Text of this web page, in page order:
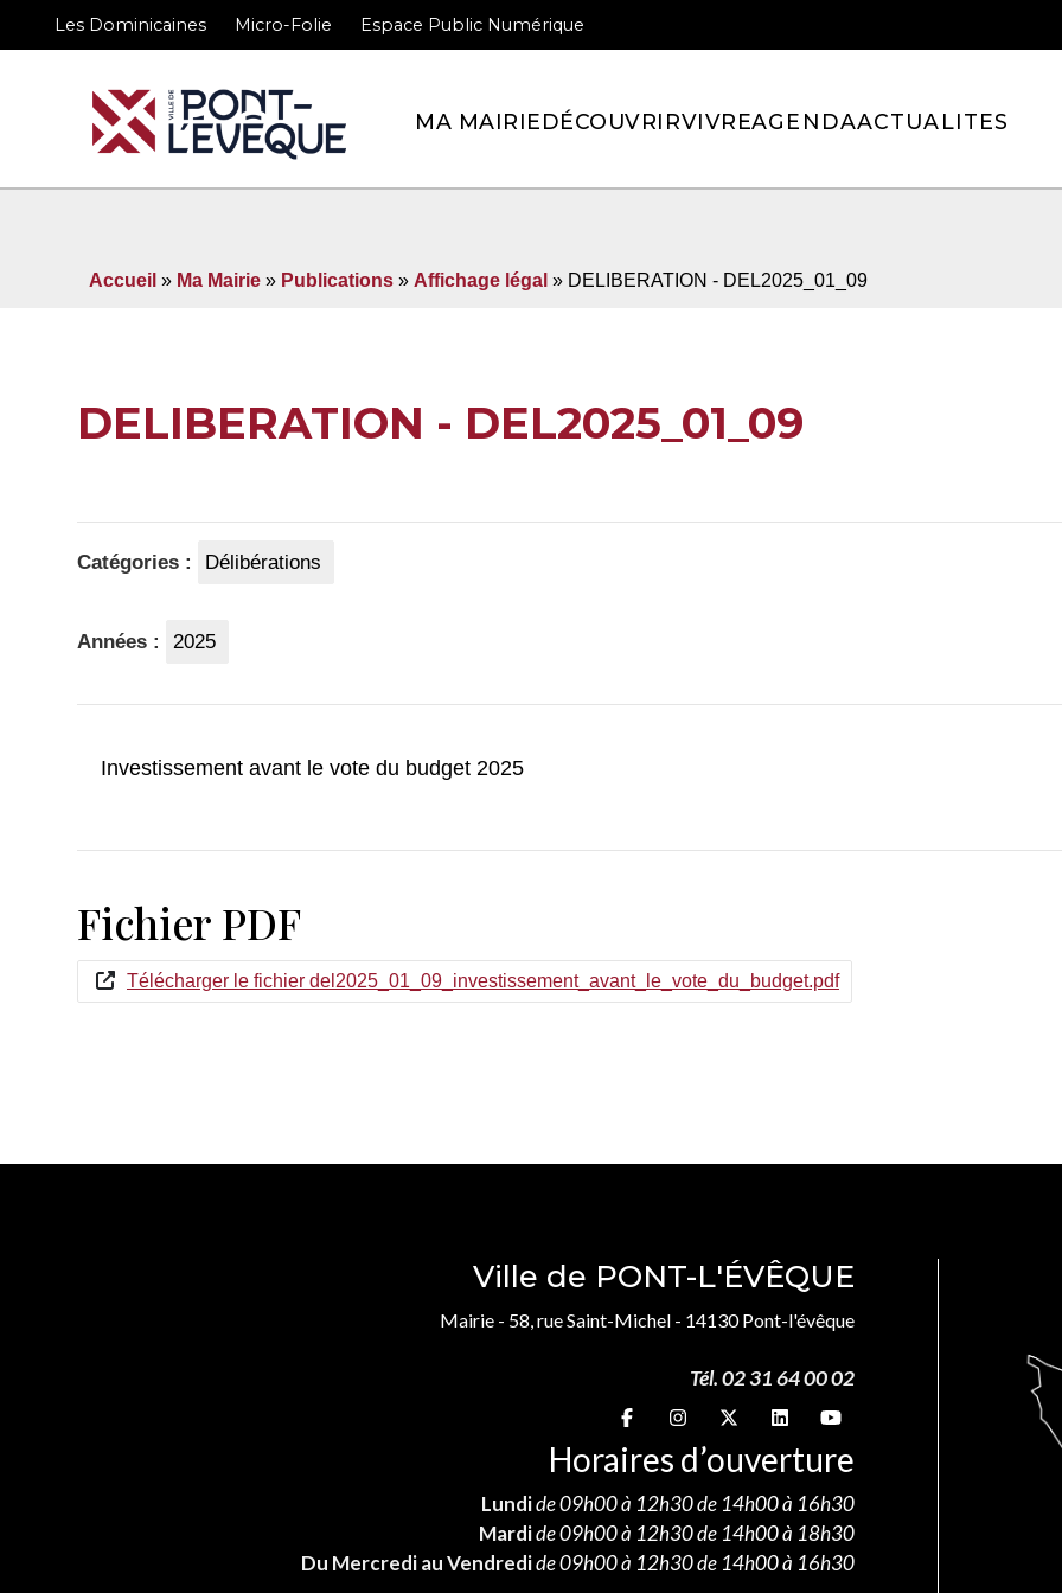
Les Dominicaines Micro-Folie Espace Public Numérique
MA MAIRIEDÉCOUVRIRVIVREAGENDAACTUALITES
Accueil » Ma Mairie » Publications » Affichage légal » DELIBERATION - DEL2025_01_09
DELIBERATION - DEL2025_01_09
Catégories : Délibérations
Années : 2025
Investissement avant le vote du budget 2025
Fichier PDF
Télécharger le fichier del2025_01_09_investissement_avant_le_vote_du_budget.pdf
Ville de PONT-L'ÉVÊQUE
Mairie - 58, rue Saint-Michel - 14130 Pont-l'évêque
Tél. 02 31 64 00 02
Suivez-nous sur
Suivez-nous sur
Suivez-nous sur
Suivez-nous sur
Suivez-nous sur
Horaires d’ouverture
Lundide 09h00 à 12h30 de 14h00 à 16h30
Mardide 09h00 à 12h30 de 14h00 à 18h30
Du Mercredi au Vendredide 09h00 à 12h30 de 14h00 à 16h30